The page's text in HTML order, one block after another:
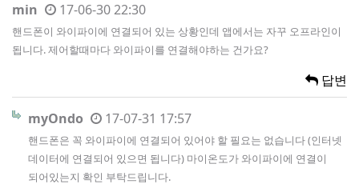
min 17-06-30 22:30
핸드폰이 와이파이에 연결되어 있는 상황인데 앱에서는 자꾸 오프라인이
됩니다. 제어할때마다 와이파이를 연결해야하는 건가요?
답변
myOndo 17-07-31 17:57
핸드폰은 꼭 와이파이에 연결되어 있어야 할 필요는 없습니다 (인터넷
데이터에 연결되어 있으면 됩니다) 마이온도가 와이파이에 연결이
되어있는지 확인 부탁드립니다.